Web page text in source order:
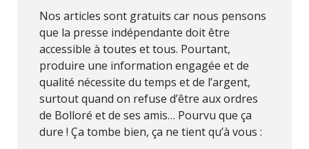
Nos articles sont gratuits car nous pensons
que la presse indépendante doit être
accessible à toutes et tous. Pourtant,
produire une information engagée et de
qualité nécessite du temps et de l’argent,
surtout quand on refuse d’être aux ordres
de Bolloré et de ses amis… Pourvu que ça
dure ! Ça tombe bien, ça ne tient qu’à vous :